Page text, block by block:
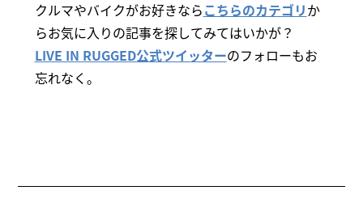
クルマやバイクがお好きならこちらのカテゴリか
らお気に入りの記事を探してみてはいかが？
LIVE IN RUGGED公式ツイッターのフォローもお
忘れなく。